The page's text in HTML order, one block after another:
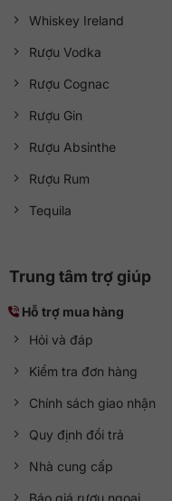
Whiskey Ireland
Rượu Vodka
Rượu Cognac
Rượu Gin
Rượu Absinthe
Rượu Rum
Tequila
Trung tâm trợ giúp
Hỗ trợ mua hàng
Hỏi và đáp
Kiểm tra đơn hàng
Chính sách giao nhận
Quy định đổi trả
Nhà cung cấp